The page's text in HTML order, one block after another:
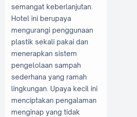
semangat keberlanjutan.
Hotel ini berupaya
mengurangi penggunaan
plastik sekali pakai dan
menerapkan sistem
pengelolaan sampah
sederhana yang ramah
lingkungan. Upaya kecil ini
menciptakan pengalaman
menginap yang tidak